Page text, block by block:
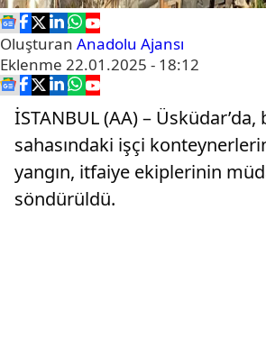
Oluşturan Anadolu Ajansı
Eklenme 22.01.2025 - 18:12
İSTANBUL (AA) –
sahasındaki işçi
yangın, itfaiye ekiplerinin
söndürüldü.